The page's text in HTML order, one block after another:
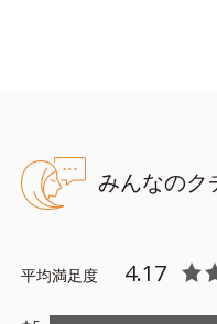
ベタつかず、ふんわり美肌
※手のひらに適量（小豆1
※単品でご使用の際は、洗
みんなのク
平均満足度 4.17